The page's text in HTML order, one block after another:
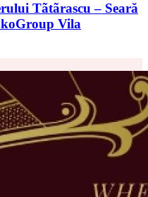
Tãtãrascu – Seară
Vila